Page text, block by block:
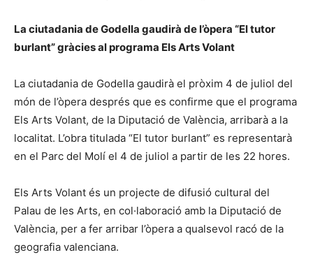
La ciutadania de Godella gaudirà de l’òpera “El tutor
burlant” gràcies al programa Els Arts Volant
La ciutadania de Godella gaudirà el pròxim 4 de juliol del
món de l’òpera després que es confirme que el programa
Els Arts Volant, de la Diputació de València, arribarà a la
localitat. L’obra titulada “El tutor burlant” es representarà
en el Parc del Molí el 4 de juliol a partir de les 22 hores.
Els Arts Volant és un projecte de difusió cultural del
Palau de les Arts, en col·laboració amb la Diputació de
València, per a fer arribar l’òpera a qualsevol racó de la
geografia valenciana.